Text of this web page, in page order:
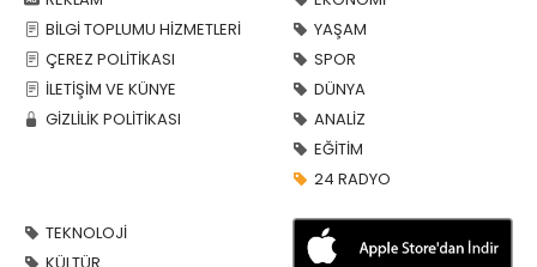
BİLGİ TOPLUMU HİZMETLERİ
ÇEREZ POLİTİKASI
İLETİŞİM VE KÜNYE
GİZLİLİK POLİTİKASI
YAŞAM
SPOR
DÜNYA
ANALİZ
EĞİTİM
24 RADYO
TEKNOLOJİ